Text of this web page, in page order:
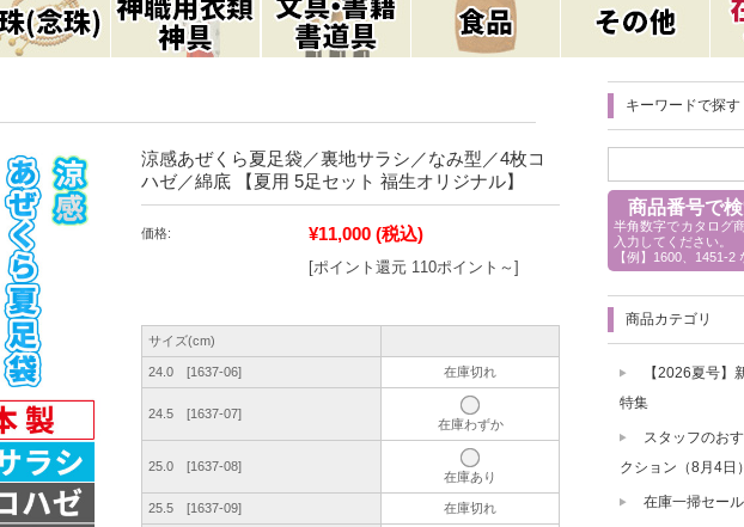
涼感あぜくら夏足袋／裏地サラシ／なみ型／4枚コ
ハゼ／綿底 【夏用 5足セット 福生オリジナル】
価格: ¥11,000 (税込)
[ポイント還元 110ポイント～]
サイズ(cm)
24.0 [1637-06] 在庫切れ
24.5 [1637-07]
在庫わずか
25.0 [1637-08]
在庫あり
25.5 [1637-09] 在庫切れ
キーワードで探す
商品番号で
半角数字でカタログ
入力してください。
【例】1600、1451-2
商品カテゴリ
【2026夏号】
特集
スタッフのお
クション（8月4日）
在庫一掃セー